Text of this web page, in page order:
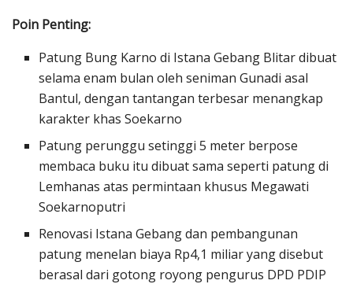
Poin Penting:
Patung Bung Karno di Istana Gebang Blitar dibuat
selama enam bulan oleh seniman Gunadi asal
Bantul, dengan tantangan terbesar menangkap
karakter khas Soekarno
Patung perunggu setinggi 5 meter berpose
membaca buku itu dibuat sama seperti patung di
Lemhanas atas permintaan khusus Megawati
Soekarnoputri
Renovasi Istana Gebang dan pembangunan
patung menelan biaya Rp4,1 miliar yang disebut
berasal dari gotong royong pengurus DPD PDIP